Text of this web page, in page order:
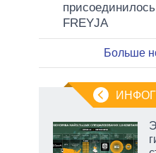
FREYJA
Больше